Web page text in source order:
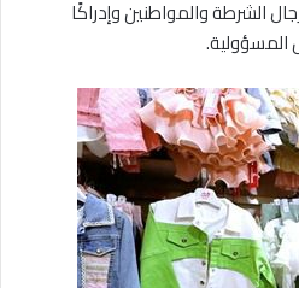
الشرطة والمواطنين وإدراكًا
المسؤولية.